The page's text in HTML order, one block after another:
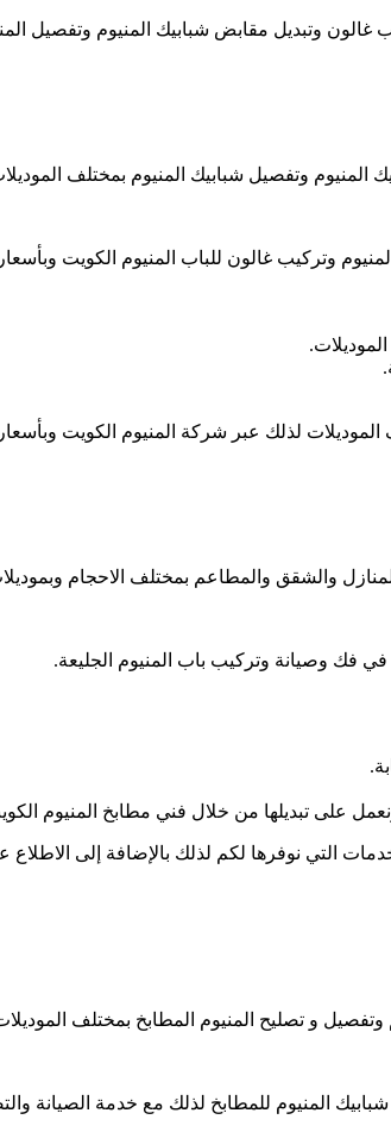
وتبديل مقابض شبابيك المنيوم وتفصيل
المنيوم وتفصيل شبابيك المنيوم بمختلف
وتركيب غالون للباب المنيوم الكويت
لذلك عبر شركة المنيوم الكويت
والشقق والمطاعم بمختلف الاحجام
فك وصيانة وتركيب باب المنيوم الجليعة.
على تبديلها من خلال فني مطابخ المنيوم
التي نوفرها لكم لذلك بالإضافة إلى الاطلاع
و تصليح المنيوم المطابخ بمختلف الموديلات
المنيوم للمطابخ لذلك مع خدمة الصيانة